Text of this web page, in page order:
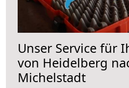
Unser Service für
von Heidelberg
Michelstadt